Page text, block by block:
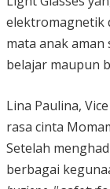
elektromagnetik
mata anak
belajar maupun
Lina Paulina,
rasa cinta
Setelah
berbagai